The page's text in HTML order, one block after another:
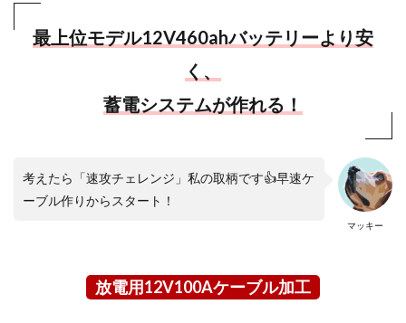
最上位モデル12V460ahバッテリーより安
く、
蓄電システムが作れる！
マッキー
考えたら「速攻チェレンジ」私の取柄です👍早速ケ
ーブル作りからスタート！
放電用12V100Aケーブル加工